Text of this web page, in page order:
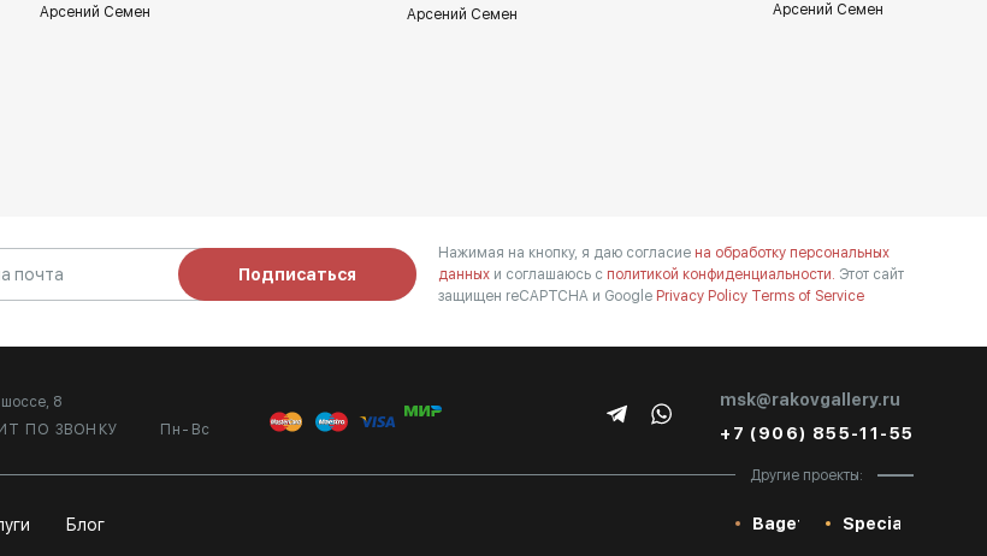
Арсений Семен Арсений Семен Арсений Семен
Подписаться
Нажимая на кнопку, я даю согласие на обработку персональных
данных и соглашаюсь с политикой конфиденциальности. Этот сайт
защищен reCAPTCHA и Google Privacy Policy Terms of Service
8
ПО ЗВОНКУ
Пн-Вс
msk@rakovgallery.ru
+7 (906) 855-11-55
Блог
Другие проекты:
Baget Special